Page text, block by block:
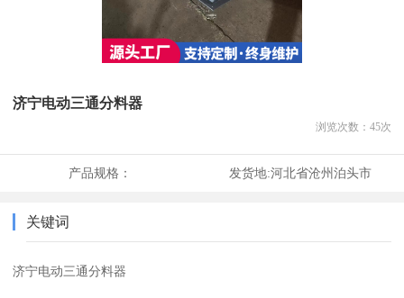
济宁电动三通分料器
浏览次数： 45次
产品规格： 发货地:河北省沧州泊头市
关键词
济宁电动三通分料器